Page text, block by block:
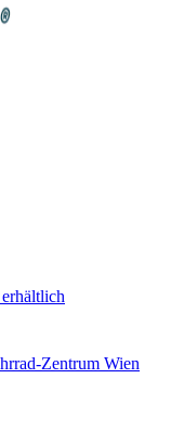
Zentrum Wien